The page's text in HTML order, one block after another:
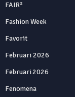
FAIR²
Fashion Week
Favorit
Februari 2026
Februari 2026
Fenomena